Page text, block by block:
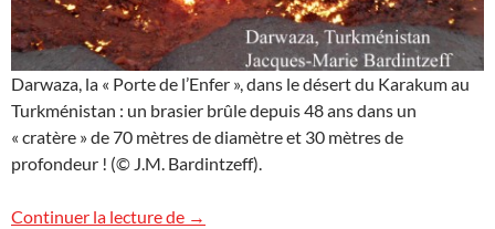
Darwaza, la « Porte de l’Enfer », dans le désert du Karakum au
Turkménistan : un brasier brûle depuis 48 ans dans un
« cratère » de 70 mètres de diamètre et 30 mètres de
profondeur ! (© J.M. Bardintzeff).
Continuer la lecture de Bonne année 2019
→